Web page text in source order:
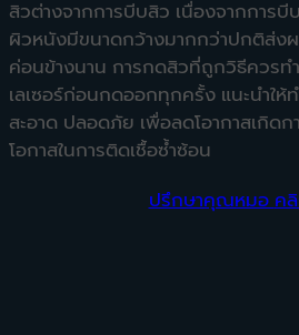
สิวต่างจากการบีบสิว เนื่องจากการบี
ผิวหนังมีขนาดกว้างมากกว่าปกติส่งผ
ค่อนข้างนาน การกดสิวที่ถูกวิธีควรท
เลเซอร์ก่อนกดออกทุกครั้ง แนะนำใ
สะอาด ปลอดภัย เพื่อลดโอากาสเกิด
โอกาสในการติดเชื้อซ้ำซ้อน
ปรึกษาคุณหมอ ค